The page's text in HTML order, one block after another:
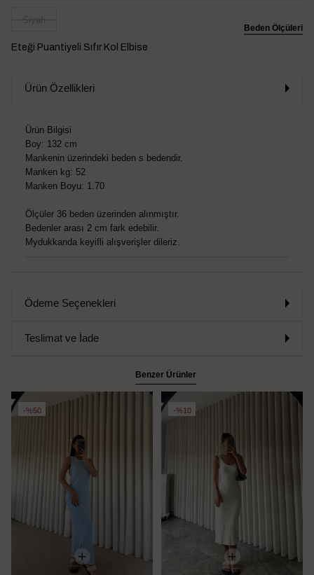
Beden Ölçüleri
Eteği Puantiyeli Sıfır Kol Elbise
Ürün Özellikleri
Ürün Bilgisi
Boy: 132 cm
Mankenin üzerindeki beden s bedendir.
Manken kg: 52
Manken Boyu: 1.70
Ölçüler 36 beden üzerinden alınmıştır.
Bedenler arası 2 cm fark edebilir.
Mydukkanda keyifli alışverişler dileriz.
Ödeme Seçenekleri
Teslimat ve İade
Benzer Ürünler
%50 %10